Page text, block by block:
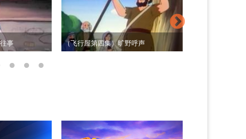
事 （飞行屋第四集）旷野呼声